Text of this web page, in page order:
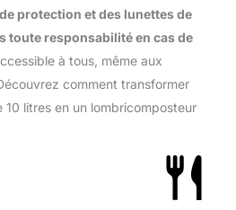
protection et des lunettes de
toute responsabilité en cas de
à tous, même aux
comment transformer
10 litres en un lombricomposteur